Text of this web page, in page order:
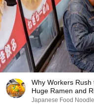
Why Workers
Huge Ramen and
Japanese Food